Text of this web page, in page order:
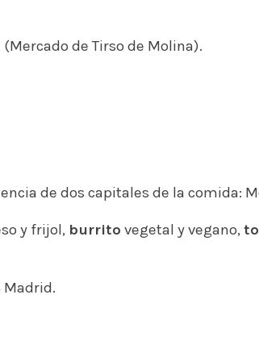
(Mercado de Tirso de Molina).
de dos capitales de la comida:
y frijol, burrito vegetal y vegano,
Madrid.